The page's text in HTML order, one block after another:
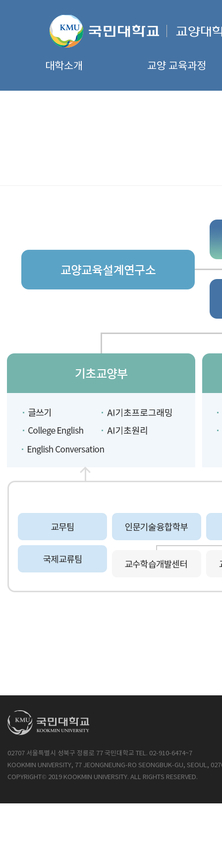
대학소개 교양 교육과정
02707 서울특별시 성북구 정릉로 77 국민대학교 TEL. 02-910-6474~7
KOOKMIN UNIVERSITY, 77 JEONGNEUNG-RO SEONGBUK-GU, SEOUL,
COPYRIGHT© 2019 KOOKMIN UNIVERSITY. ALL RIGHTS RESERVED.